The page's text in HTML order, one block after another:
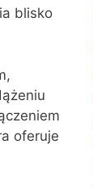
blisko
oferuje